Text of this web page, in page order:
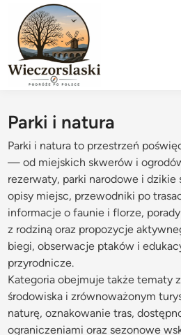
content
Parki i natura
Parki i natura to przestrzeń
— od miejskich skwerów i
rezerwaty, parki narodowe i dzikie
opisy miejsc, przewodniki po
informacje o faunie i florze,
z rodziną oraz propozycje
biegi, obserwacje ptaków i
przyrodnicze.
Kategoria obejmuje także tematy
środowiska i zrównoważonym
naturę, oznakowanie tras,
ograniczeniami oraz sezonowe